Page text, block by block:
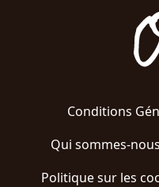
Conditions
Qui sommes-
Politique sur les